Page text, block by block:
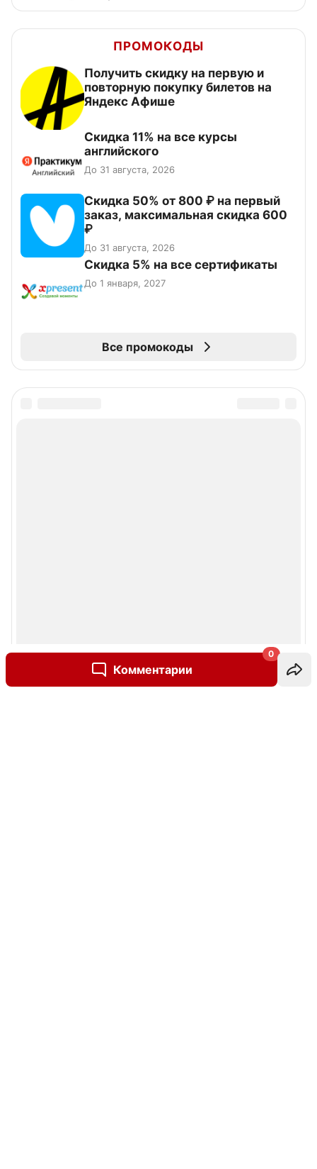
Комментарии
0
ПРОМОКОДЫ
Получить скидку на первую и
повторную покупку билетов на
Яндекс Афише
Скидка 11% на все курсы
английского
До 31 августа, 2026
Скидка 50% от 800 ₽ на первый
заказ, максимальная скидка 600
₽
До 31 августа, 2026
Скидка 5% на все сертификаты
До 1 января, 2027
Все промокоды